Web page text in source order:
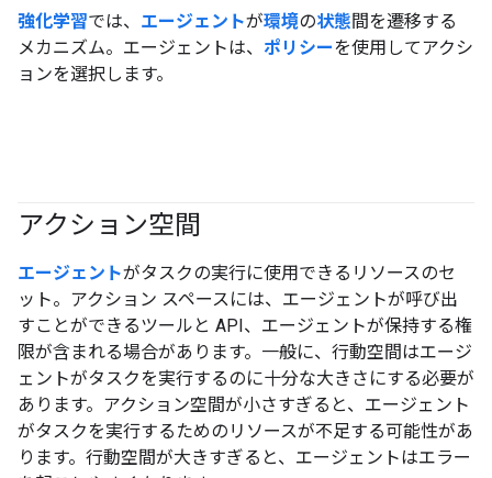
強化学習では、 エージェントが環境の状態間を遷移する
メカニズム。エージェントは、 ポリシーを使用してアクシ
ョンを選択します。
アクション空間
エージェントがタスクの実行に使用できるリソースのセ
ット。アクション スペースには、エージェントが呼び出
すことができるツールと API、エージェントが保持する権
限が含まれる場合があります。一般に、行動空間はエージ
ェントがタスクを実行するのに十分な大きさにする必要が
あります。アクション空間が小さすぎると、エージェント
がタスクを実行するためのリソースが不足する可能性があ
ります。行動空間が大きすぎると、エージェントはエラー